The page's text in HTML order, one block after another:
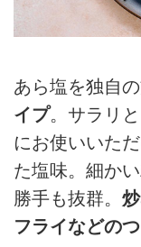
あら塩を独自
イプ。サラリ
にお使いいた
た塩味。細か
勝手も抜群。
フライなどの